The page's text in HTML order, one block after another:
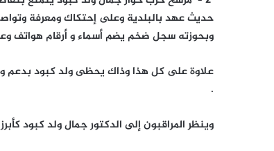
حديث عهد بالبلدية وعلى إحتكاك ومعرفة
وبحوزته سجل ضخم يضم أسماء و أرقام هواتف
علاوة على كل هذا وذاك يحظى ولد كبود بدعم
.
وينظر المراقبون إلى الدكتور جمال ولد كبود